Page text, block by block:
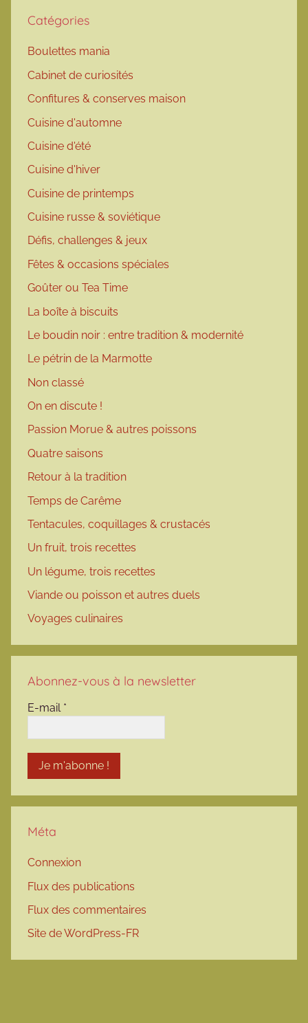
Catégories
Boulettes mania
Cabinet de curiosités
Confitures & conserves maison
Cuisine d'automne
Cuisine d'été
Cuisine d'hiver
Cuisine de printemps
Cuisine russe & soviétique
Défis, challenges & jeux
Fêtes & occasions spéciales
Goûter ou Tea Time
La boîte à biscuits
Le boudin noir : entre tradition & modernité
Le pétrin de la Marmotte
Non classé
On en discute !
Passion Morue & autres poissons
Quatre saisons
Retour à la tradition
Temps de Carême
Tentacules, coquillages & crustacés
Un fruit, trois recettes
Un légume, trois recettes
Viande ou poisson et autres duels
Voyages culinaires
Abonnez-vous à la newsletter
E-mail *
Méta
Connexion
Flux des publications
Flux des commentaires
Site de WordPress-FR